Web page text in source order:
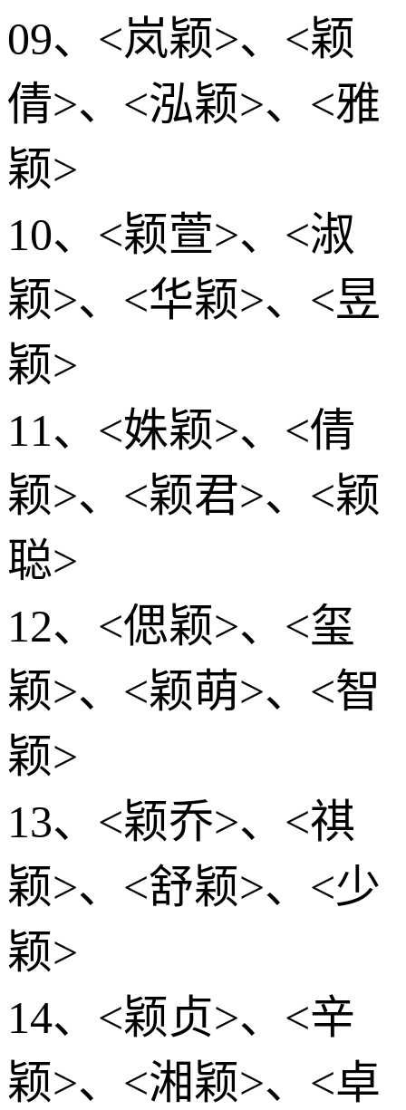
09、<岚颖>、<颖
倩>、<泓颖>、<雅
颖>
10、<颖萱>、<淑
颖>、<华颖>、<昱
颖>
11、<姝颖>、<倩
颖>、<颖君>、<颖
聪>
12、<偲颖>、<玺
颖>、<颖萌>、<智
颖>
13、<颖乔>、<祺
颖>、<舒颖>、<少
颖>
14、<颖贞>、<辛
颖>、<湘颖>、<卓